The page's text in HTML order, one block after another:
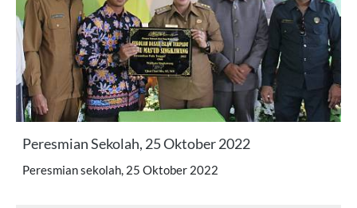
Peresmian Sekolah, 25 Oktober 2022
Peresmian sekolah, 25 Oktober 2022